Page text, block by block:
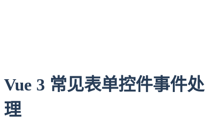
Vue 3 常见表单控件事件处
理